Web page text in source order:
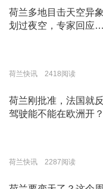
荷兰多地目击天空异
划过夜空，专家回应…
荷兰快讯 2418阅读
荷兰刚批准，法国就
驾驶能不能在欧洲开？
荷兰快讯 2287阅读